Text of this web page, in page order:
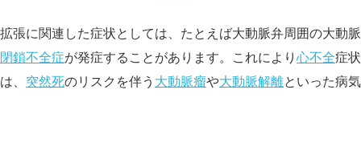
拡張に関連した症状としては、たとえば大動脈弁周囲の大動
閉鎖不全症が発症することがあります。これにより心不全症
は、 突然死のリスクを伴う 大動脈瘤や大動脈解離といった病